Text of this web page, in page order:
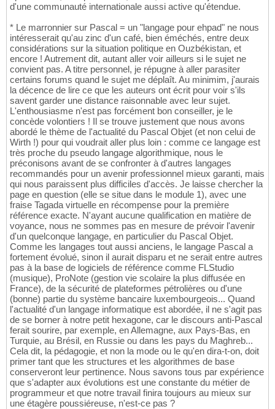
d'une communauté internationale aussi active qu'étendue.
* Le marronnier sur Pascal = un "langage pour ehpad" ne nous
intéresserait qu'au zinc d'un café, bien éméchés, entre deux
considérations sur la situation politique en Ouzbékistan, et
encore ! Autrement dit, autant aller voir ailleurs si le sujet ne
convient pas. A titre personnel, je répugne à aller parasiter
certains forums quand le sujet me déplaît. Au minimim, j'aurais
la décence de lire ce que les auteurs ont écrit pour voir s'ils
savent garder une distance raisonnable avec leur sujet.
L'enthousiasme n'est pas forcément bon conseiller, je le
concède volontiers ! Il se trouve justement que nous avons
abordé le thème de l'actualité du Pascal Objet (et non celui de
Wirth !) pour qui voudrait aller plus loin : comme ce langage est
très proche du pseudo langage algorithmique, nous le
préconisons avant de se confronter à d'autres langages
recommandés pour un avenir professionnel mieux garanti, mais
qui nous paraissent plus difficiles d'accès. Je laisse chercher la
page en question (elle se situe dans le module 1), avec une
fraise Tagada virtuelle en récompense pour la première
référence exacte. N'ayant aucune qualification en matière de
voyance, nous ne sommes pas en mesure de prévoir l'avenir
d'un quelconque langage, en particulier du Pascal Objet.
Comme les langages tout aussi anciens, le langage Pascal a
fortement évolué, sinon il aurait disparu et ne serait entre autres
pas à la base de logiciels de référence comme FLStudio
(musique), ProNote (gestion vie scolaire la plus diffusée en
France), de la sécurité de plateformes pétrolières ou d'une
(bonne) partie du système bancaire luxembourgeois... Quand
l'actualité d'un langage informatique est abordée, il ne s'agit pas
de se borner à notre petit hexagone, car le discours anti-Pascal
ferait sourire, par exemple, en Allemagne, aux Pays-Bas, en
Turquie, au Brésil, en Russie ou dans les pays du Maghreb...
Cela dit, la pédagogie, et non la mode ou le qu'en dira-t-on, doit
primer tant que les structures et les algorithmes de base
conserveront leur pertinence. Nous savons tous par expérience
que s'adapter aux évolutions est une constante du métier de
programmeur et que notre travail finira toujours au mieux sur
une étagère poussiéreuse, n'est-ce pas ?